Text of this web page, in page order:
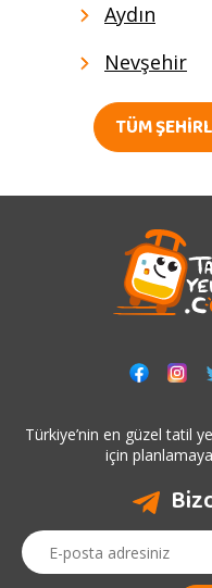
Aydın
Nevşehir
TÜM
Türkiye’nin en güzel tatil
için